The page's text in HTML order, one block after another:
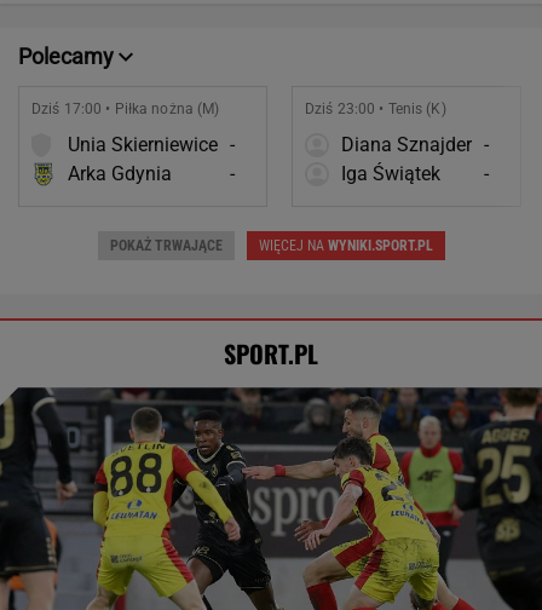
Polecamy
Dziś 17:00 • Piłka nożna (M)
Unia Skierniewice -
Arka Gdynia
-
Dziś 23:00 • Tenis (K)
Diana Sznajder -
Iga Świątek
-
POKAŻ TRWAJĄCE WIĘCEJ NAWYNIKI.SPORT.PL
SPORT.PL